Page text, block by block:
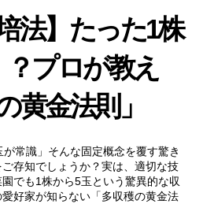
法】たった1株
プロが教え
黄金法則」
が常識」そんな固定概念を覆す驚き
存知でしょうか？実は、適切な技
でも1株から5玉という驚異的な収
好家が知らない「多収穫の黄金法